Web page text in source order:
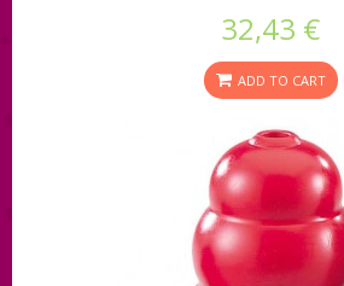
32,43 €
ADD TO CART